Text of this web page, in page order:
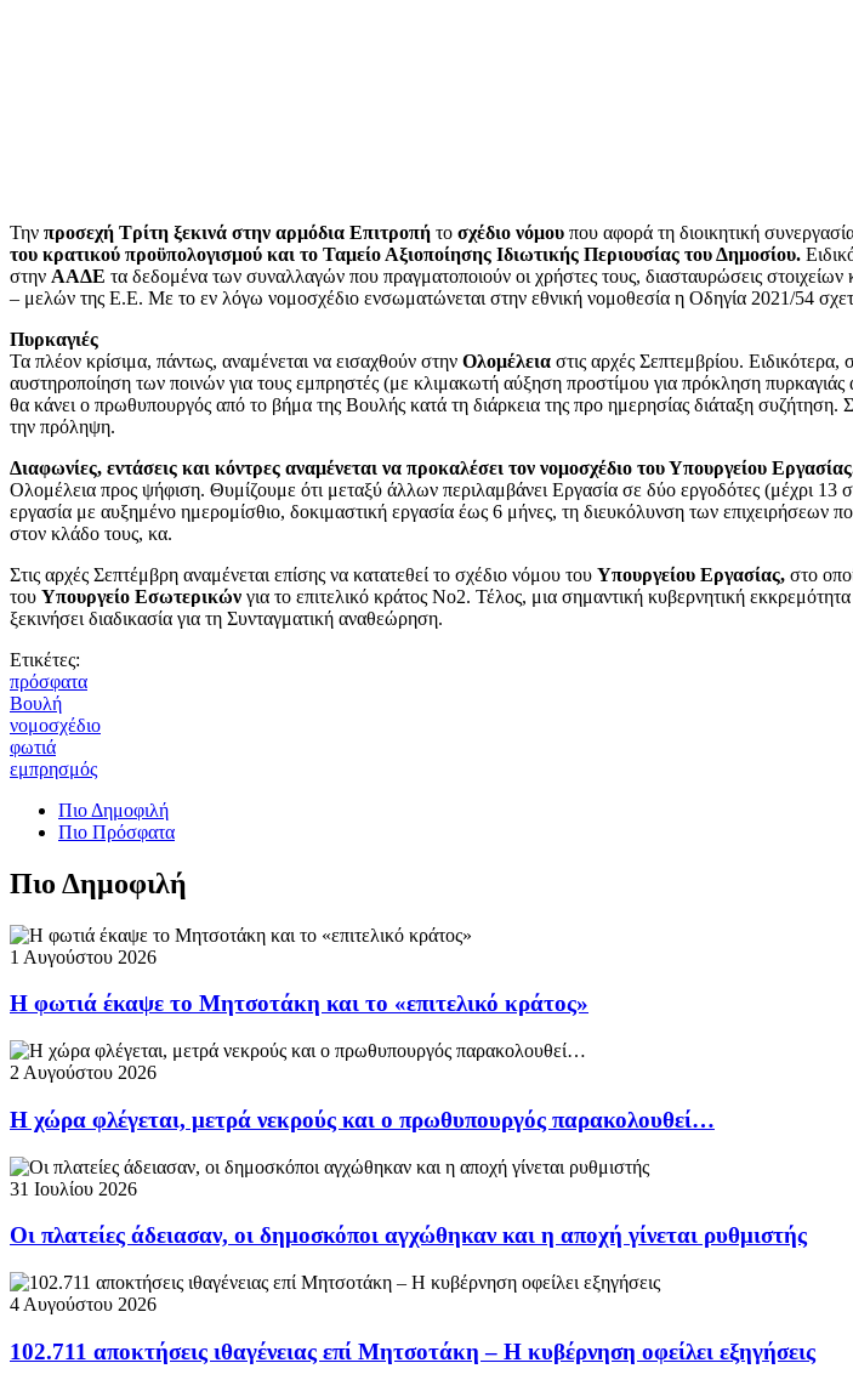
Την προσεχή Τρίτη ξεκινά στην αρμόδια Επιτροπή το σχέδιο νόμου που αφορά τη διοικητική
του κρατικού προϋπολογισμού και το Ταμείο Αξιοποίησης Ιδιωτικής Περιουσίας του Δημοσίου.
στην ΑΑΔΕ τα δεδομένα των συναλλαγών που πραγματοποιούν οι χρήστες τους, διασταυρώσεις
– μελών της Ε.Ε. Με το εν λόγω νομοσχέδιο ενσωματώνεται στην εθνική νομοθεσία η Οδηγία 2021/54
Πυρκαγιές
Τα πλέον κρίσιμα, πάντως, αναμένεται να εισαχθούν στην Ολομέλεια στις αρχές Σεπτεμβρίου.
αυστηροποίηση των ποινών για τους εμπρηστές (με κλιμακωτή αύξηση προστίμου για πρόκληση πυρκαγιάς
θα κάνει ο πρωθυπουργός από το βήμα της Βουλής κατά τη διάρκεια της προ ημερησίας διάταξη
την πρόληψη.
Διαφωνίες, εντάσεις και κόντρες αναμένεται να προκαλέσει τον νομοσχέδιο του Υπουργείου
Ολομέλεια προς ψήφιση. Θυμίζουμε ότι μεταξύ άλλων περιλαμβάνει Εργασία σε δύο εργοδότες (μέχρι
εργασία με αυξημένο ημερομίσθιο, δοκιμαστική εργασία έως 6 μήνες, τη διευκόλυνση των επιχειρήσεων
στον κλάδο τους, κα.
Στις αρχές Σεπτέμβρη αναμένεται επίσης να κατατεθεί το σχέδιο νόμου του Υπουργείου Εργασίας, στο
του Υπουργείο Εσωτερικών για το επιτελικό κράτος Νο2. Τέλος, μια σημαντική κυβερνητική
ξεκινήσει διαδικασία για τη Συνταγματική αναθεώρηση.
Ετικέτες:
πρόσφατα
Βουλή
νομοσχέδιο
φωτιά
εμπρησμός
Πιο Δημοφιλή
Πιο Πρόσφατα
Πιο Δημοφιλή
1 Αυγούστου 2026
Η φωτιά έκαψε το Μητσοτάκη και το «επιτελικό κράτος»
2 Αυγούστου 2026
Η χώρα φλέγεται, μετρά νεκρούς και ο πρωθυπουργός παρακολουθεί…
31 Ιουλίου 2026
Οι πλατείες άδειασαν, οι δημοσκόποι αγχώθηκαν και η αποχή γίνεται ρυθμιστής
4 Αυγούστου 2026
102.711 αποκτήσεις ιθαγένειας επί Μητσοτάκη – Η κυβέρνηση οφείλει εξηγήσεις